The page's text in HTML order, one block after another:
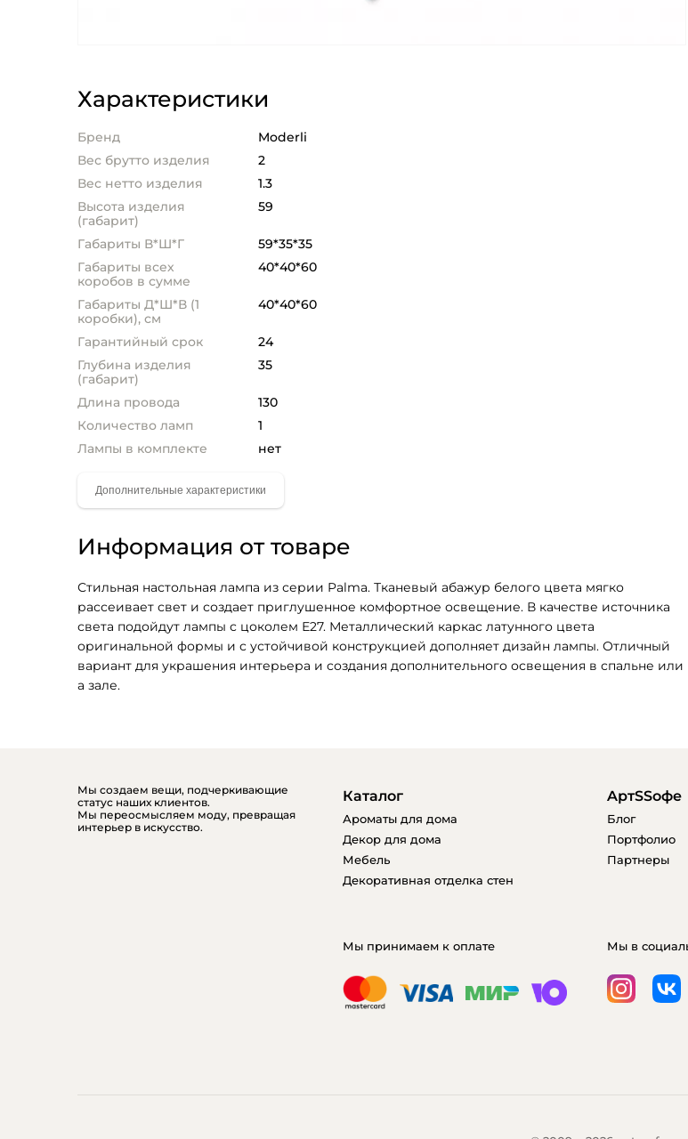
Характеристики
Бренд
Moderli
Вес брутто изделия
2
Вес нетто изделия
1.3
Высота изделия
(габарит)
59
Габариты В*Ш*Г
59*35*35
Габариты всех
коробов в сумме
40*40*60
Габариты Д*Ш*В (1
коробки), см
40*40*60
Гарантийный срок
24
Глубина изделия
(габарит)
35
Длина провода
130
Количество ламп
1
Лампы в комплекте
нет
Информация от товаре
Стильная настольная лампа из серии Palma. Тканевый абажур белого цвета мягко
рассеивает свет и создает приглушенное комфортное освещение. В качестве источника
света подойдут лампы с цоколем Е27. Металлический каркас латунного цвета
оригинальной формы и с устойчивой конструкцией дополняет дизайн лампы. Отличный
вариант для украшения интерьера и создания дополнительного освещения в спальне или
а зале.
Мы создаем вещи, подчеркивающие
статус наших клиентов.
Мы переосмысляем моду, превращая
интерьер в искусство.
Каталог
Ароматы для дома
Декор для дома
Мебель
Декоративная отделка стен
AртSSофе
Блог
Портфолио
Партнеры
Мы принимаем к оплате Мы в